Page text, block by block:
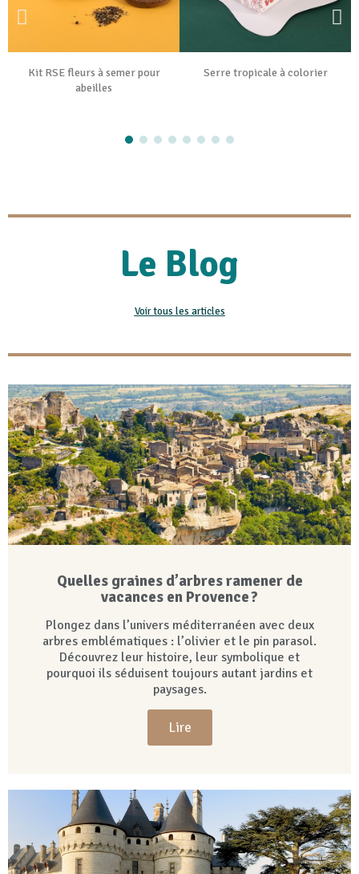
Kit RSE fleurs à semer pour
abeilles
Serre tropicale à colorier
Le Blog
Voir tous les articles
Quelles graines d’arbres ramener de
vacances en Provence ?
Plongez dans l’univers méditerranéen avec deux
arbres emblématiques : l’olivier et le pin parasol.
Découvrez leur histoire, leur symbolique et
pourquoi ils séduisent toujours autant jardins et
paysages.
Lire